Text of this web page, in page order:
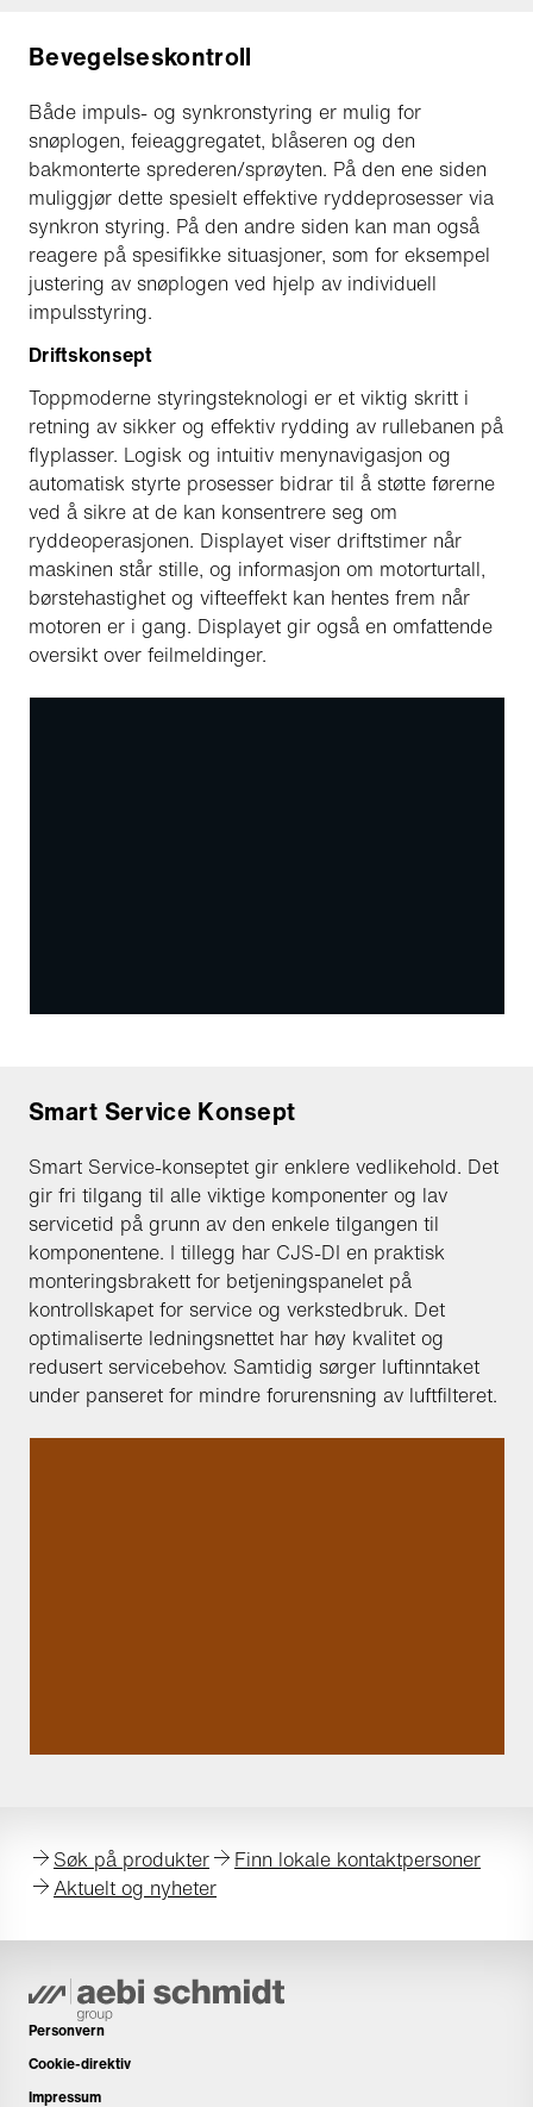
Bevegelseskontroll
Både impuls- og synkronstyring er mulig for
snøplogen, feieaggregatet, blåseren og den
bakmonterte sprederen/sprøyten. På den ene siden
muliggjør dette spesielt effektive ryddeprosesser via
synkron styring. På den andre siden kan man også
reagere på spesifikke situasjoner, som for eksempel
justering av snøplogen ved hjelp av individuell
impulsstyring.
Driftskonsept
Toppmoderne styringsteknologi er et viktig skritt i
retning av sikker og effektiv rydding av rullebanen på
flyplasser. Logisk og intuitiv menynavigasjon og
automatisk styrte prosesser bidrar til å støtte førerne
ved å sikre at de kan konsentrere seg om
ryddeoperasjonen. Displayet viser driftstimer når
maskinen står stille, og informasjon om motorturtall,
børstehastighet og vifteeffekt kan hentes frem når
motoren er i gang. Displayet gir også en omfattende
oversikt over feilmeldinger.
Smart Service Konsept
Smart Service-konseptet gir enklere vedlikehold. Det
gir fri tilgang til alle viktige komponenter og lav
servicetid på grunn av den enkele tilgangen til
komponentene. I tillegg har CJS-DI en praktisk
monteringsbrakett for betjeningspanelet på
kontrollskapet for service og verkstedbruk. Det
optimaliserte ledningsnettet har høy kvalitet og
redusert servicebehov. Samtidig sørger luftinntaket
under panseret for mindre forurensning av luftfilteret.
Søk på produkter
Finn lokale kontaktpersoner
Aktuelt og nyheter
Personvern
Cookie-direktiv
Impressum